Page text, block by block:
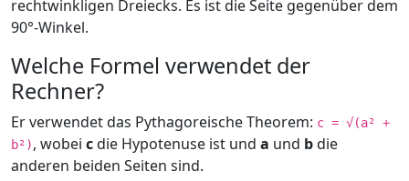
rechtwinkligen Dreiecks. Es ist die Seite gegenüber dem
90°-Winkel.
Welche Formel verwendet der
Rechner?
Er verwendet das Pythagoreische Theorem: c = √(a² +
b²), wobei cdie Hypotenuse ist und a und bdie
anderen beiden Seiten sind.